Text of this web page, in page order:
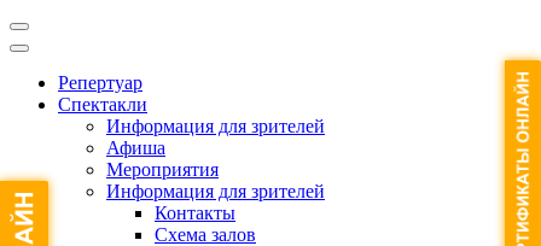
Репертуар
Спектакли
Информация для зрителей
Афиша
Мероприятия
Информация для зрителей
Контакты
Схема залов